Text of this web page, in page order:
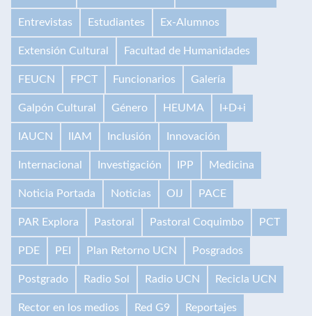
Entrevistas Estudiantes Ex-Alumnos
Extensión Cultural Facultad de Humanidades
FEUCN FPCT Funcionarios Galería
Galpón Cultural Género HEUMA I+D+i
IAUCN IIAM Inclusión Innovación
Internacional Investigación IPP Medicina
Noticia Portada Noticias OIJ PACE
PAR Explora Pastoral Pastoral Coquimbo PCT
PDE PEI Plan Retorno UCN Posgrados
Postgrado Radio Sol Radio UCN Recicla UCN
Rector en los medios Red G9 Reportajes